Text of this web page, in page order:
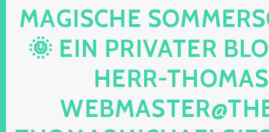
AGISCHE
 EIN PRIVATER
ERR-THOMAS-